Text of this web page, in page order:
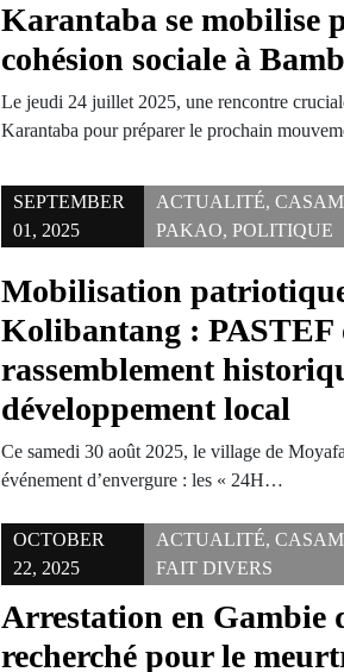
Karantaba se mobilise
cohésion sociale à
Le jeudi 24 juillet 2025, une rencontre
Karantaba pour préparer le prochain
SEPTEMBER
01, 2025
ACTUALITÉ,
PAKAO,POLITIQUE
Mobilisation
Kolibantang : PASTEF
rassemblement
développement local
Ce samedi 30 août 2025, le village de
événement d’envergure : les « 24H…
OCTOBER
22, 2025
ACTUALITÉ,
FAIT DIVERS
Arrestation en Gambie
recherché pour le